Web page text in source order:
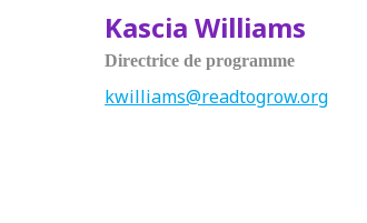
Kascia Williams
Directrice de programme
kwilliams@readtogrow.org